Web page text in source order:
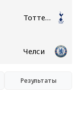
Тоттенхэм
Челси
Результаты